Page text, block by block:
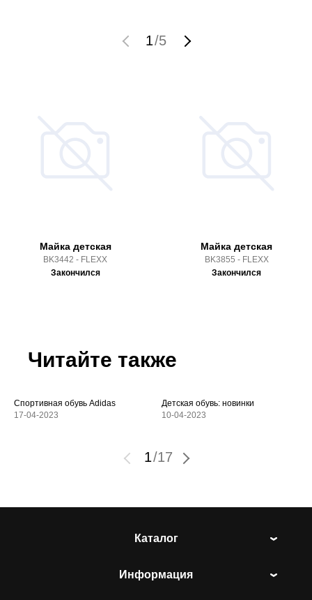
1/5
Майка детская
BK3442 - FLEXX
Закончился
Майка детская
BK3855 - FLEXX
Закончился
Читайте также
Спортивная обувь Adidas
17-04-2023
Детская обувь: новинки
10-04-2023
1/17
Каталог
Информация